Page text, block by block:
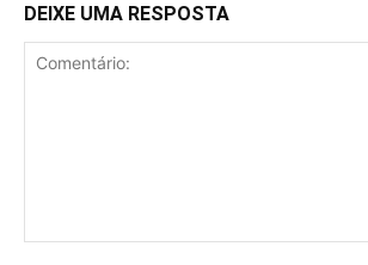
DEIXE UMA RESPOSTA